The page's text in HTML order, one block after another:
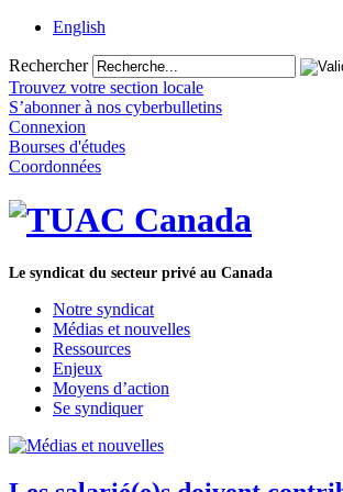
English
Rechercher
Trouvez votre section locale
S’abonner à nos cyberbulletins
Connexion
Bourses d'études
Coordonnées
Le syndicat du secteur privé au Canada
Notre syndicat
Médias et nouvelles
Ressources
Enjeux
Moyens d’action
Se syndiquer